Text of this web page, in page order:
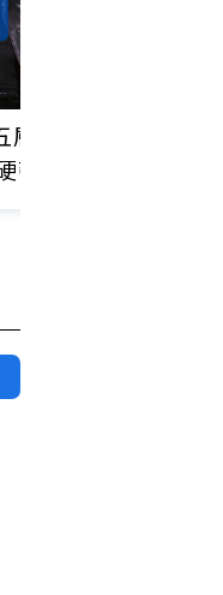
蛋糕」！
軟」，